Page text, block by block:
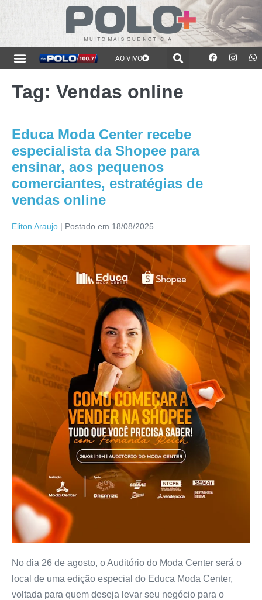
AO VIVO
Tag: Vendas online
Educa Moda Center recebe
especialista da Shopee para
ensinar, aos pequenos
comerciantes, estratégias de
vendas online
Eliton Araujo | Postado em 18/08/2025
No dia 26 de agosto, o Auditório do Moda Center será o
local de uma edição especial do Educa Moda Center,
voltada para quem deseja levar seu negócio para o